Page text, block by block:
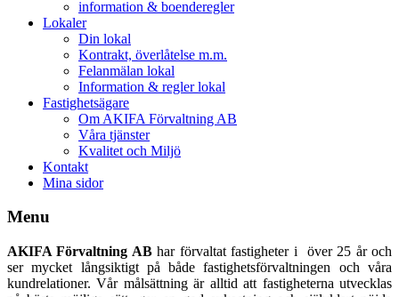
information & boenderegler
Lokaler
Din lokal
Kontrakt, överlåtelse m.m.
Felanmälan lokal
Information & regler lokal
Fastighetsägare
Om AKIFA Förvaltning AB
Våra tjänster
Kvalitet och Miljö
Kontakt
Mina sidor
Menu
AKIFA Förvaltning ABhar förvaltat fastigheter i över 25 år och
ser mycket långsiktigt på både fastighetsförvaltningen och våra
kundrelationer. Vår målsättning är alltid att fastigheterna utvecklas